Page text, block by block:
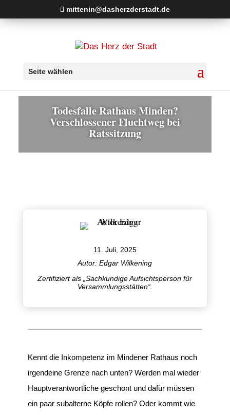
mittenin@dasherzderstadt.de
Seite wählen
Todesfalle Rathaus Minden?
Verschlossener Fluchtweg bei
Ratssitzung
11. Juli, 2025
Autor: Edgar Wilkening
Zertifiziert als „Sachkundige Aufsichtsperson für
Versammlungsstätten“.
Kennt die Inkompetenz im Mindener Rathaus noch
irgendeine Grenze nach unten? Werden mal wieder
Hauptverantwortliche geschont und dafür müssen
ein paar subalterne Köpfe rollen? Oder kommt wie